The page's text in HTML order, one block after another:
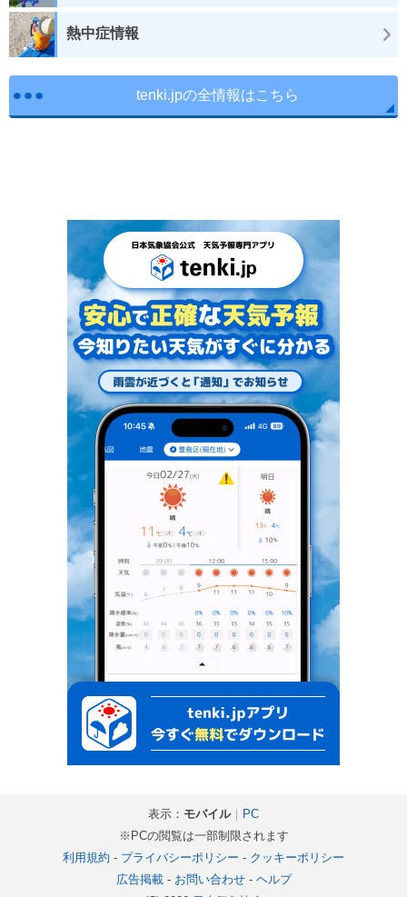
熱中症情報
tenki.jpの全情報はこちら
表示： モバイル｜
PC
※PCの閲覧は一部制限されます
利用規約 - プライバシーポリシー - クッキーポリシー
広告掲載- お問い合わせ- ヘルプ